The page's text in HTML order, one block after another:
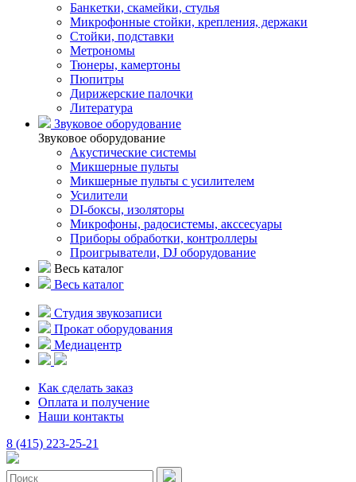
Банкетки, скамейки, стулья
Микрофонные стойки, крепления, держаки
Стойки, подставки
Метрономы
Тюнеры, камертоны
Пюпитры
Дирижерские палочки
Литература
Звуковое оборудование
Звуковое оборудование
Акустические системы
Микшерные пульты
Микшерные пульты с усилителем
Усилители
DI-боксы, изоляторы
Микрофоны, радосистемы, акссесуары
Приборы обработки, контроллеры
Проигрыватели, DJ оборудование
Весь каталог
Весь каталог
Студия звукозаписи
Прокат оборудования
Медиацентр
Как сделать заказ
Оплата и получение
Наши контакты
8 (415) 223-25-21